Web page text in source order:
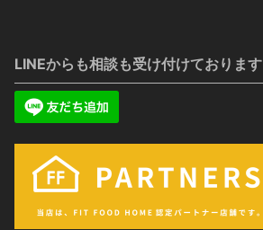
LINEからも相談も受け付けております